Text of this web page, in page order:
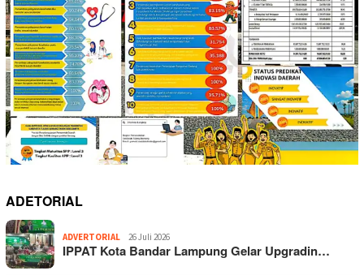
ADETORIAL
ADVERTORIAL 26 Juli 2026
IPPAT Kota Bandar Lampung Gelar Upgradin…